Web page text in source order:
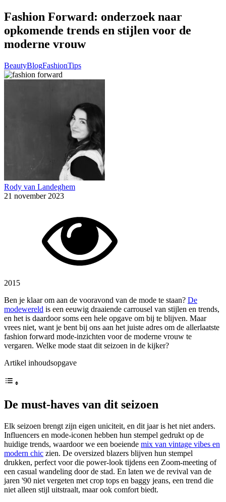
Fashion Forward: onderzoek naar
opkomende trends en stijlen voor de
moderne vrouw
BeautyBlogFashionTips
Rody van Landeghem
21 november 2023
2015
Ben je klaar om aan de vooravond van de mode te staan? De
modewereld is een eeuwig draaiende carrousel van stijlen en trends,
en het is daardoor soms een hele opgave om bij te blijven. Maar
vrees niet, want je bent bij ons aan het juiste adres om de allerlaatste
fashion forward mode-inzichten voor de moderne vrouw te
vergaren. Welke mode staat dit seizoen in de kijker?
Artikel inhoudsopgave
De must-haves van dit seizoen
Elk seizoen brengt zijn eigen uniciteit, en dit jaar is het niet anders.
Influencers en mode-iconen hebben hun stempel gedrukt op de
huidige trends, waardoor we een boeiende mix van vintage vibes en
modern chic zien. De oversized blazers blijven hun stempel
drukken, perfect voor die power-look tijdens een Zoom-meeting of
een casual wandeling door de stad. En laten we de revival van de
jaren '90 niet vergeten met crop tops en baggy jeans, een trend die
niet alleen stijl uitstraalt, maar ook comfort biedt.